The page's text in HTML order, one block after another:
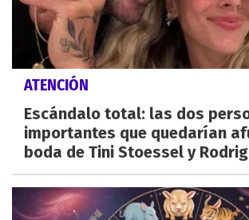
ATENCIÓN
Escándalo total: las dos
importantes que quedarían
boda de Tini Stoessel y